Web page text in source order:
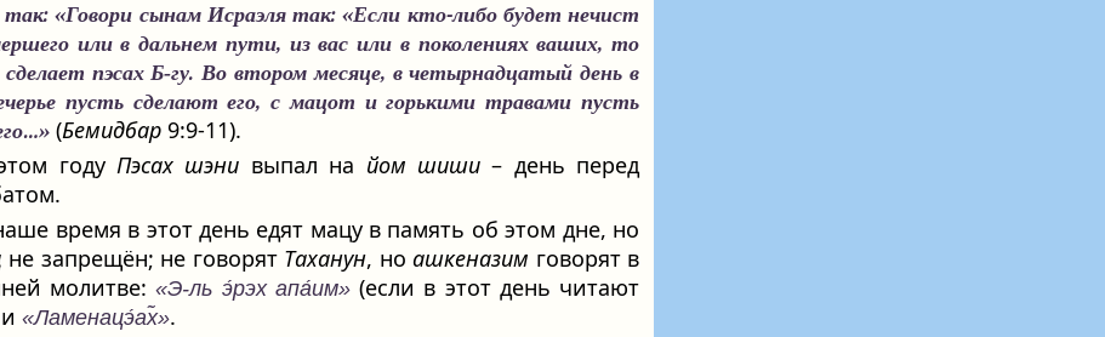
«Говори сынам Исраэля так: «Если кто-либо будет нечист
или в дальнем пути, из вас или в поколениях ваших, то
пэсах Б‑гу. Во втором месяце, в четырнадцатый день в
пусть сделают его, с мацот и горькими травами пусть
(Бемидбар 9:9-11).
годуПэсах шэни выпал на йом шиши– день перед
время в этот день едят мацу в память об этом дне, но
не запрещён; не говорят Таханун, ноашкеназим говорят в
молитве:«Э-ль э́рэх апа́им»(если в этот день читают
«Ламенацэ́ах̃».